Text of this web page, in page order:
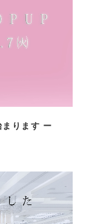
ります ー